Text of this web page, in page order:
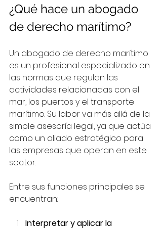
¿Qué hace un abogado
de derecho marítimo?
Un abogado de derecho marítimo
es un profesional especializado en
las normas que regulan las
actividades relacionadas con el
mar, los puertos y el transporte
marítimo. Su labor va más allá de la
simple asesoría legal, ya que actúa
como un aliado estratégico para
las empresas que operan en este
sector.
Entre sus funciones principales se
encuentran:
Interpretar y aplicar la